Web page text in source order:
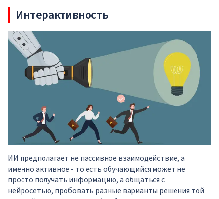
Интерактивность
ИИ предполагает не пассивное взаимодействие, а
именно активное - то есть обучающийся может не
просто получать информацию, а общаться с
нейросетью, пробовать разные варианты решения той